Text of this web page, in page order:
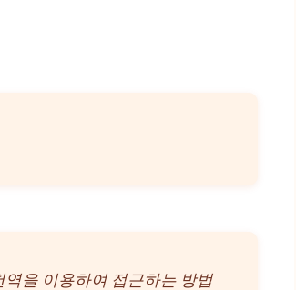
을 이용하여 접근하는 방법